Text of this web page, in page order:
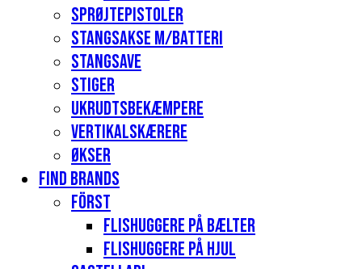
Sprøjtepistoler
Stangsakse m/batteri
Stangsave
Stiger
Ukrudtsbekæmpere
Vertikalskærere
Økser
Find Brands
Först
Flishuggere på bælter
Flishuggere på hjul